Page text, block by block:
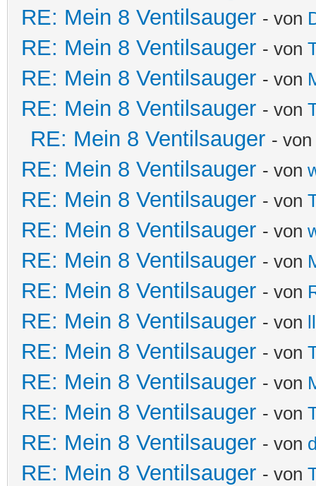
RE: Mein 8 Ventilsauger - von
RE: Mein 8 Ventilsauger - von
RE: Mein 8 Ventilsauger - von
RE: Mein 8 Ventilsauger - von
RE: Mein 8 Ventilsauger - von
RE: Mein 8 Ventilsauger - von
RE: Mein 8 Ventilsauger - von
RE: Mein 8 Ventilsauger - von
RE: Mein 8 Ventilsauger - von
RE: Mein 8 Ventilsauger - von
RE: Mein 8 Ventilsauger - von
RE: Mein 8 Ventilsauger - von
RE: Mein 8 Ventilsauger - von
RE: Mein 8 Ventilsauger - von
RE: Mein 8 Ventilsauger - von
RE: Mein 8 Ventilsauger - von